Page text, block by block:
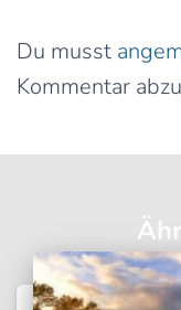
Du musst
Kommentar